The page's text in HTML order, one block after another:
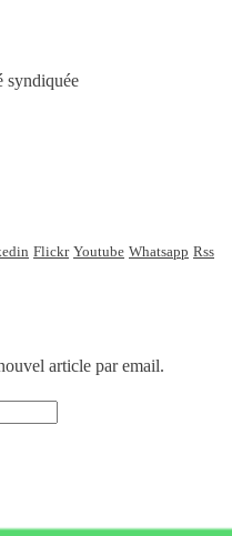
syndiquée
Flickr Youtube Whatsapp Rss
article par email.